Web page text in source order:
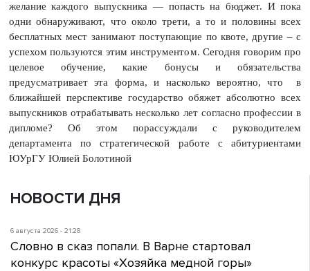
желание каждого выпускника — попасть на бюджет. И пока
одни обнаруживают, что около трети, а то и половины всех
бесплатных мест занимают поступающие по квоте, другие – с
успехом пользуются этим инструментом. Сегодня говорим про
целевое обучение, какие бонусы и обязательства
предусматривает эта форма, и насколько вероятно, что в
ближайшей перспективе государство обяжет абсолютно всех
выпускников отрабатывать несколько лет согласно профессии в
дипломе? Об этом порассуждали с руководителем
департамента по стратегической работе с абитуриентами
ЮУрГУ Юлией Болотиной
НОВОСТИ ДНЯ
6 августа 2026 - 21:28
Словно в сказ попали. В Варне стартовал
конкурс красоты «Хозяйка медной горы»